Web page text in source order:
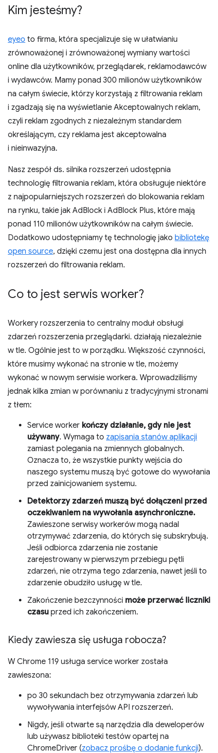
Kim jesteśmy?
eyeo to firma, która specjalizuje się w ułatwianiu
zrównoważonej i zrównoważonej wymiany wartości
online dla użytkowników, przeglądarek, reklamodawców
i wydawców. Mamy ponad 300 milionów użytkowników
na całym świecie, którzy korzystają z filtrowania reklam
i zgadzają się na wyświetlanie Akceptowalnych reklam,
czyli reklam zgodnych z niezależnym standardem
określającym, czy reklama jest akceptowalna
i nieinwazyjna.
Nasz zespół ds. silnika rozszerzeń udostępnia
technologię filtrowania reklam, która obsługuje niektóre
z najpopularniejszych rozszerzeń do blokowania reklam
na rynku, takie jak AdBlock i AdBlock Plus, które mają
ponad 110 milionów użytkowników na całym świecie.
Dodatkowo udostępniamy tę technologię jako bibliotekę
open source, dzięki czemu jest ona dostępna dla innych
rozszerzeń do filtrowania reklam.
Co to jest serwis worker?
Workery rozszerzenia to centralny moduł obsługi
zdarzeń rozszerzenia przeglądarki. działają niezależnie
w tle. Ogólnie jest to w porządku. Większość czynności,
które musimy wykonać na stronie w tle, możemy
wykonać w nowym serwisie workera. Wprowadziliśmy
jednak kilka zmian w porównaniu z tradycyjnymi stronami
z tłem:
Service worker kończy działanie, gdy nie jest
używany. Wymaga to zapisania stanów aplikacji
zamiast polegania na zmiennych globalnych.
Oznacza to, że wszystkie punkty wejścia do
naszego systemu muszą być gotowe do wywołania
przed zainicjowaniem systemu.
Detektorzy zdarzeń muszą być dołączeni przed
oczekiwaniem na wywołania asynchroniczne.
Zawieszone serwisy workerów mogą nadal
otrzymywać zdarzenia, do których się subskrybują.
Jeśli odbiorca zdarzenia nie zostanie
zarejestrowany w pierwszym przebiegu pętli
zdarzeń, nie otrzyma tego zdarzenia, nawet jeśli to
zdarzenie obudziło usługę w tle.
Zakończenie bezczynności może przerwać liczniki
czasu przed ich zakończeniem.
Kiedy zawiesza się usługa robocza?
W Chrome 119 usługa service worker została
zawieszona:
po 30 sekundach bez otrzymywania zdarzeń lub
wywoływania interfejsów API rozszerzeń.
Nigdy, jeśli otwarte są narzędzia dla deweloperów
lub używasz biblioteki testów opartej na
ChromeDriver (zobacz prośbę o dodanie funkcji).